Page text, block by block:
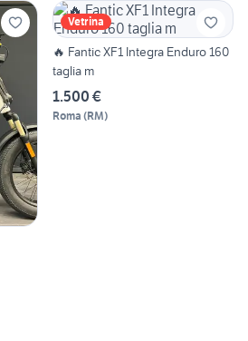
Vetrina
🔥 Fantic XF1 Integra Enduro 160
taglia m
1.500 €
Roma (RM)